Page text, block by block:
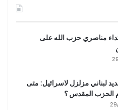
مناصري حزب الله على
لبناني مزلزل لاسرائيل: متى
الحزب المقدس ؟